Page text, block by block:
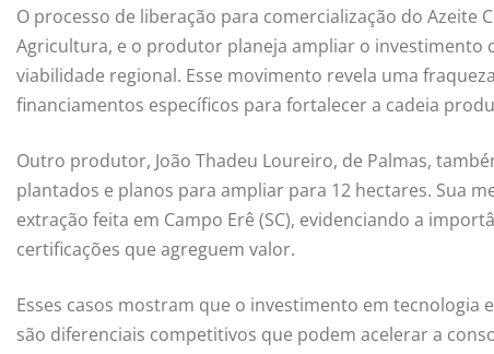
O processo de liberação para comercialização do Azeite
Agricultura, e o produtor planeja ampliar o investimento
viabilidade regional. Esse movimento revela uma
financiamentos específicos para fortalecer a cadeia
Outro produtor, João Thadeu Loureiro, de Palmas,
plantados e planos para ampliar para 12 hectares. Sua
extração feita em Campo Erê (SC), evidenciando a
certificações que agreguem valor.
Esses casos mostram que o investimento em
são diferenciais competitivos que podem acelerar a